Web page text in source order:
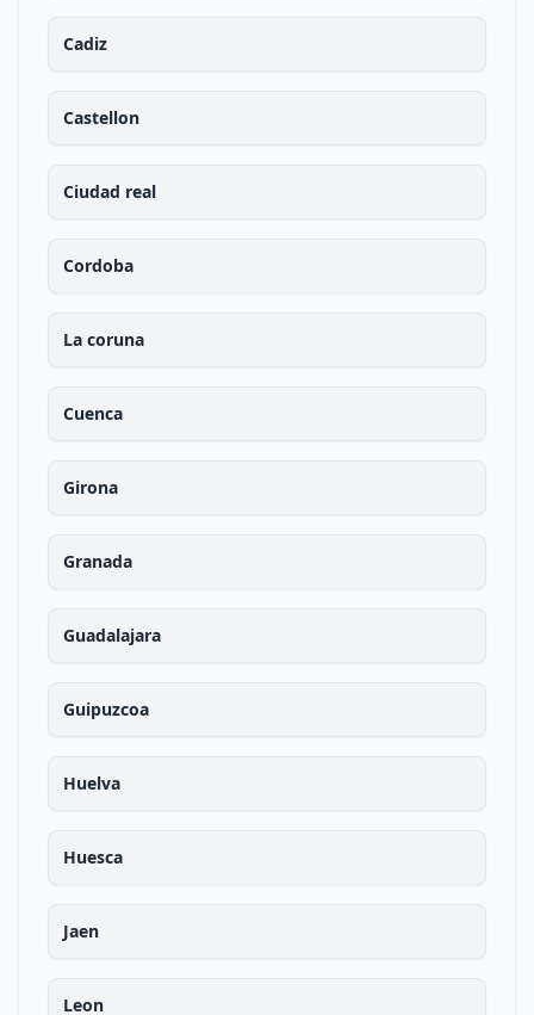
Cadiz
Castellon
Ciudad real
Cordoba
La coruna
Cuenca
Girona
Granada
Guadalajara
Guipuzcoa
Huelva
Huesca
Jaen
Leon